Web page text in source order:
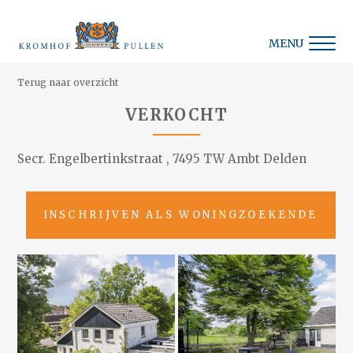
MENU
Terug naar overzicht
VERKOCHT
Secr. Engelbertinkstraat , 7495 TW Ambt Delden
INSCHRIJVEN ALS WONINGZOEKENDE